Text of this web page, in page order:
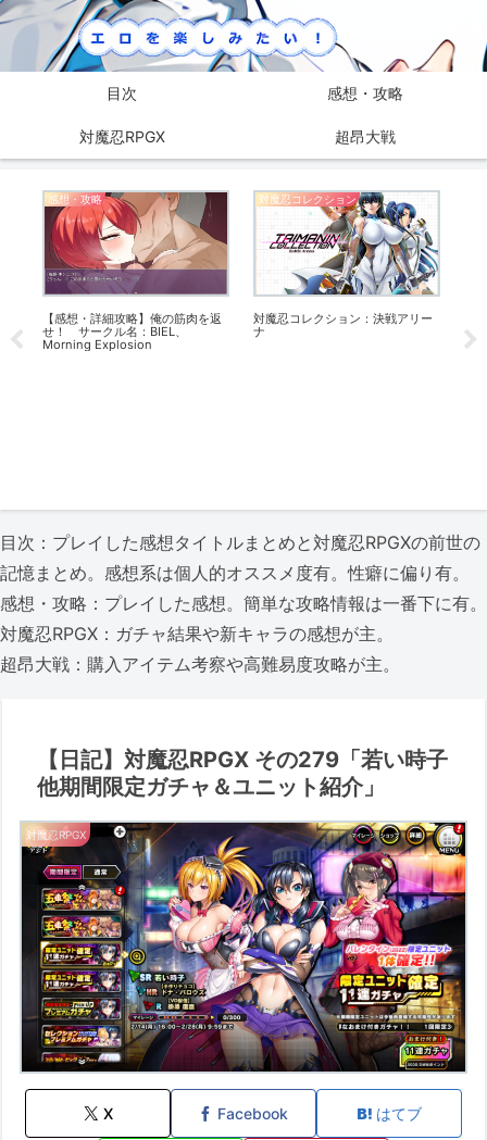
目次 感想・攻略
対魔忍RPGX 超昂大戦
感想・攻略
【感想・詳細攻略】俺の筋肉を返
せ！ サークル名：BIEL、
Morning Explosion
対魔忍コレクション
対魔忍コレクション：決戦アリー
ナ
険
目次：プレイした感想タイトルまとめと対魔忍RPGXの前世の
記憶まとめ。感想系は個人的オススメ度有。性癖に偏り有。
感想・攻略：プレイした感想。簡単な攻略情報は一番下に有。
対魔忍RPGX：ガチャ結果や新キャラの感想が主。
超昂大戦：購入アイテム考察や高難易度攻略が主。
【日記】対魔忍RPGX その279「若い時子
他期間限定ガチャ＆ユニット紹介」
対魔忍RPGX
X Facebook はてブ